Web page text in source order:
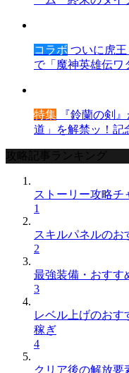
コラボ ついに虎王
で「魔神英雄伝ワ
特集 『鈴蘭の剣
道」を解禁ッ！記
攻略記事ランキング
ストーリー攻略チ
1
スキルパネルのお
2
最強装備・おすす
3
レベル上げのおす
稼ぎ
4
クリア後の解放要